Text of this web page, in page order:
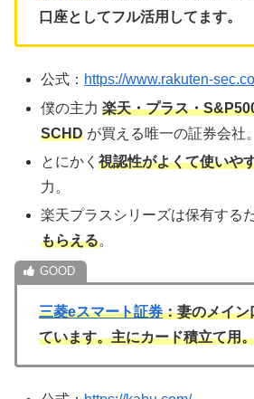
口座としてフル活用してます。
公式： https://www.rakuten-
僕の主力楽天・プラス・
SCHD が買える唯一の証券会社。
とにかく視認性がよくて使いや
力。
楽天プラスシリーズは保有する
もらえる。
三菱eスマート証券：妻のメイン
ています。主にカード積立て用